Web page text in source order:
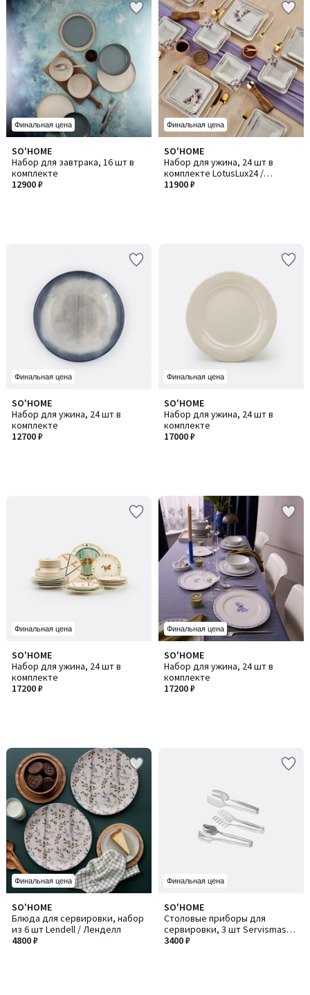
Финальная цена
SO'HOME
Набор для завтрака, 16 шт в
комплекте
12900 ₽
Финальная цена
SO'HOME
Набор для ужина, 24 шт в
комплекте LotusLux24 /
ЛотусЛюкс24
11900 ₽
Финальная цена
SO'HOME
Набор для ужина, 24 шт в
комплекте
12700 ₽
Финальная цена
SO'HOME
Набор для ужина, 24 шт в
комплекте
17000 ₽
Финальная цена
SO'HOME
Набор для ужина, 24 шт в
комплекте
17200 ₽
Финальная цена
SO'HOME
Набор для ужина, 24 шт в
комплекте
17200 ₽
Финальная цена
SO'HOME
Блюда для сервировки, набор
из 6 шт Lendell / Ленделл
4800 ₽
Финальная цена
SO'HOME
Столовые приборы для
сервировки, 3 шт Servismasa3
/ Сервисмаса3
3400 ₽